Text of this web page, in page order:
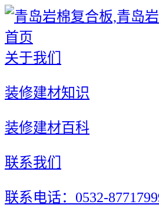
首页
关于我们
装修建材知识
装修建材百科
联系我们
联系电话：0532-